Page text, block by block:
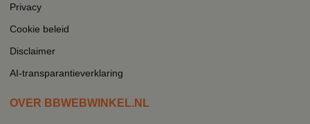
Privacy
Cookie beleid
Disclaimer
AI-transparantieverklaring
OVER BBWEBWINKEL.NL